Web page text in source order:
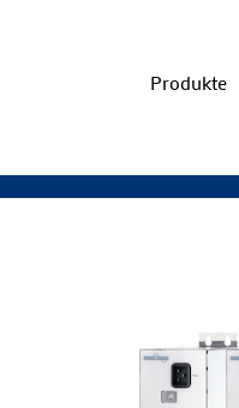
Produkte